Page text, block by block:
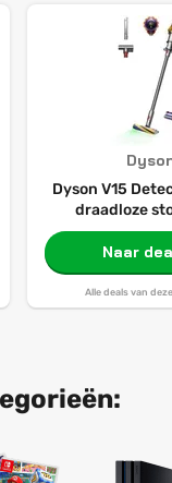
Dyson V15
draadloze
Naar
Alle deals van